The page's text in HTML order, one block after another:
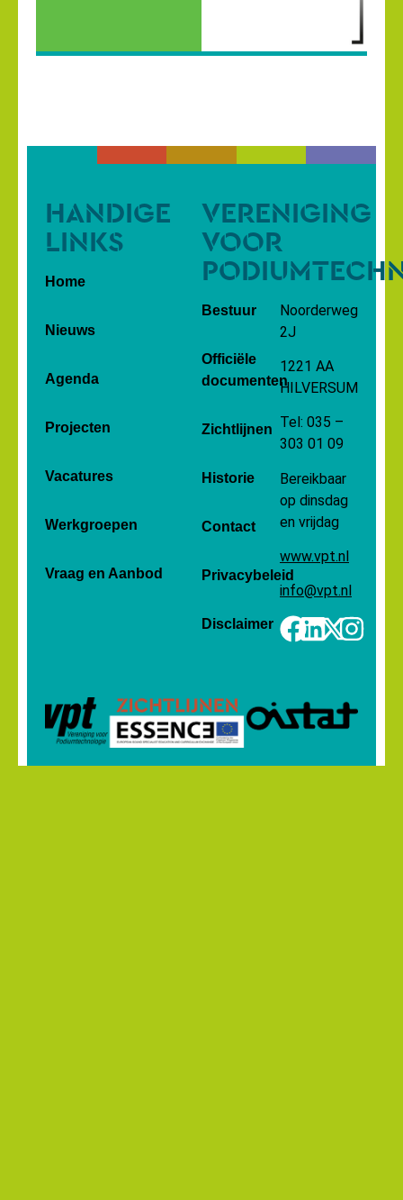
HANDIGE
LINKS
Home
Nieuws
Agenda
Projecten
Vacatures
Werkgroepen
Vraag en Aanbod
VERENIGING
VOOR
Bestuur
Officiële
documenten
Zichtlijnen
Historie
Contact
Privacybeleid
Disclaimer
Noorderweg
2J
1221 AA
HILVERSUM
Tel: 035 –
303 01 09
Bereikbaar
op dinsdag
en vrijdag
www.vpt.nl
info@vpt.nl